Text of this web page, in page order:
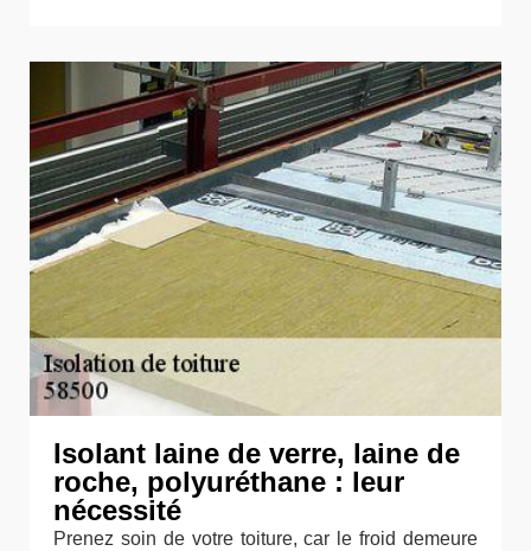
Isolant laine de verre, laine de
roche, polyuréthane : leur
nécessité
Prenez soin de votre toiture, car le froid demeure